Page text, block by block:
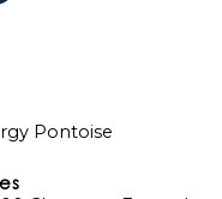
Pontoise